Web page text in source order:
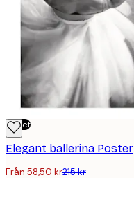
Outlet
Elegant ballerina Poster
Från 58,50 kr215 kr